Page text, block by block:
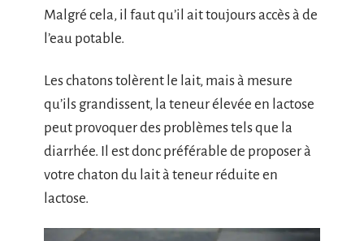
Malgré cela, il faut qu’il ait toujours accès à de
l’eau potable.
Les chatons tolèrent le lait, mais à mesure
qu’ils grandissent, la teneur élevée en lactose
peut provoquer des problèmes tels que la
diarrhée. Il est donc préférable de proposer à
votre chaton du lait à teneur réduite en
lactose.